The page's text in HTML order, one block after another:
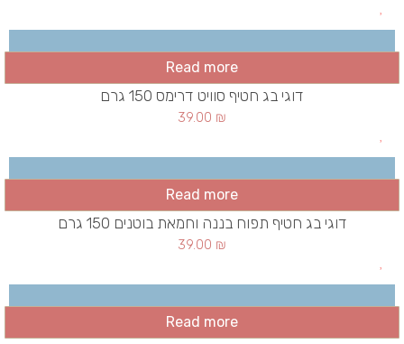
Read more
דוגי בג חטיף סוויט דרימס 150 גרם
39.00 ₪
Read more
דוגי בג חטיף תפוח בננה וחמאת בוטנים 150 גרם
39.00 ₪
Read more